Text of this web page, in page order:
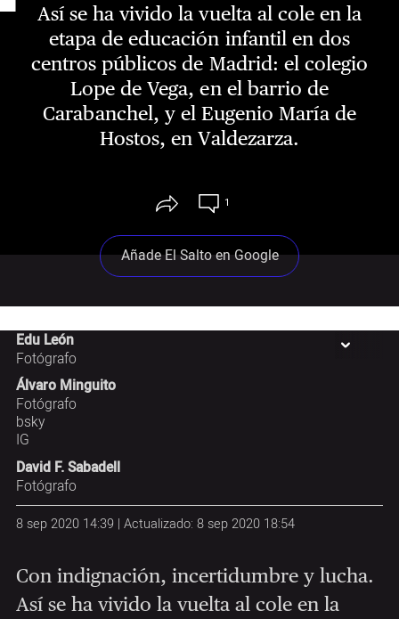
Así se ha vivido la vuelta al cole en la
etapa de educación infantil en dos
centros públicos de Madrid: el colegio
Lope de Vega, en el barrio de
Carabanchel, y el Eugenio María de
Hostos, en Valdezarza.
1
Añade El Salto en Google
Edu León
Fotógrafo
Álvaro Minguito
Fotógrafo
bsky
IG
David F. Sabadell
Fotógrafo
8 sep 2020 14:39 | Actualizado: 8 sep 2020 18:54
Con indignación, incertidumbre y lucha.
Así se ha vivido la vuelta al cole en la